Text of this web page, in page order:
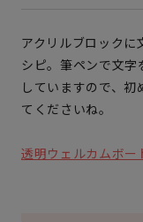
アクリルブロックに
シピ。筆ペンで文
していますので、
てくださいね。
透明ウェルカムボー